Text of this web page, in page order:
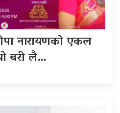
नारायणको एकल
बरी लै…